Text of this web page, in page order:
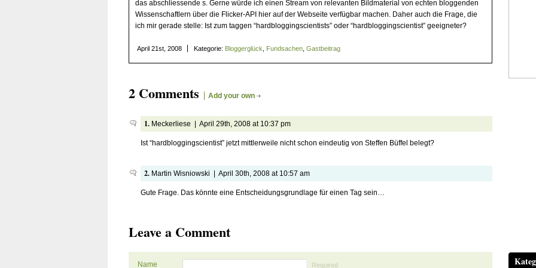
das abschliessende s. Gerne würde ich einen Stream von relevanten Bildmaterial von echten bloggenden
Wissenschaftlern über die Flicker-API hier auf der Webseite verfügbar machen. Daher auch die Frage, die
ich mir gerade stelle: Ist zum taggen “hardbloggingscientists” oder “hardbloggingscientist” geeigneter?
April 21st, 2008 Kategorie: Bloggerglück Fundsachen, Gastbeitrag
2 Comments Add your own
1.Meckerliese | April 29th, 2008 at 10:37 pm
Ist “hardbloggingscientist” jetzt mittlerweile nicht schon eindeutig von Steffen Büffel belegt?
2.Martin Wisniowski | April 30th, 2008 at 10:57 am
Gute Frage. Das könnte eine Entscheidungsgrundlage für einen Tag sein…
Leave a Comment
Name Required